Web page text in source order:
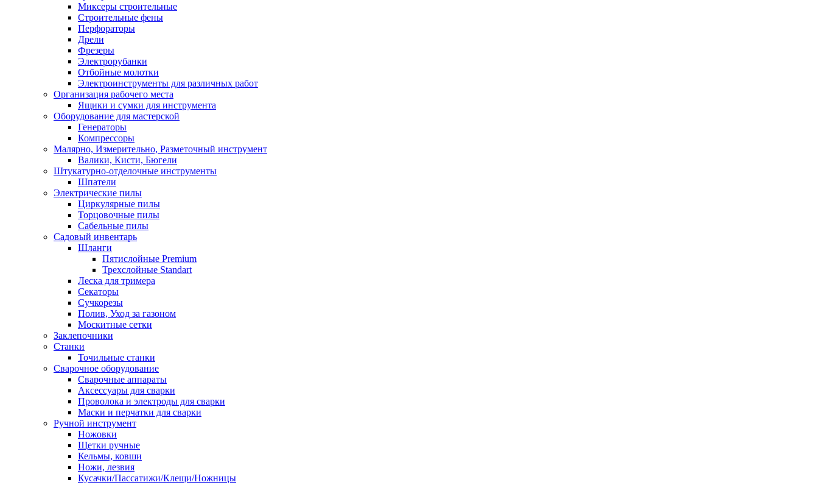
Миксеры строительные
Строительные фены
Перфораторы
Дрели
Фрезеры
Электрорубанки
Отбойные молотки
Электроинструменты для различных работ
Организация рабочего места
Ящики и сумки для инструмента
Оборудование для мастерской
Генераторы
Компрессоры
Малярно, Измерительно, Разметочный инструмент
Валики, Кисти, Бюгели
Штукатурно-отделочные инструменты
Шпатели
Электрические пилы
Циркулярные пилы
Торцовочные пилы
Сабельные пилы
Садовый инвентарь
Шланги
Пятислойные Premium
Трехслойные Standart
Леска для тримера
Секаторы
Сучкорезы
Полив, Уход за газоном
Москитные сетки
Заклепочники
Станки
Точильные станки
Сварочное оборудование
Сварочные аппараты
Аксессуары для сварки
Проволока и электроды для сварки
Маски и перчатки для сварки
Ручной инструмент
Ножовки
Щетки ручные
Кельмы, ковши
Ножи, лезвия
Кусачки/Пассатижи/Клещи/Ножницы